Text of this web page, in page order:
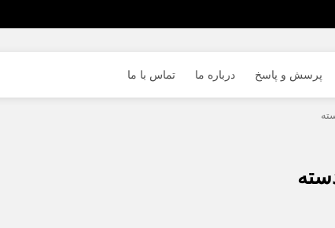
پرسش و پاسخ درباره ما تماس با ما